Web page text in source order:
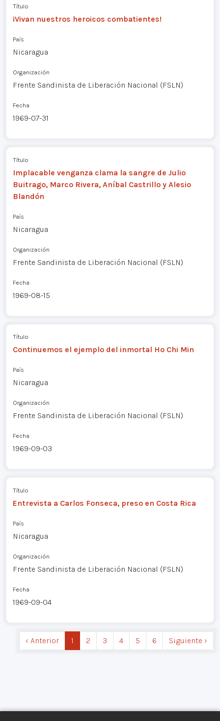
Título
¡Vivan nuestros heroicos combatientes!
País
Nicaragua
Organización
Frente Sandinista de Liberación Nacional (FSLN)
Fecha
1969-07-31
Título
Implacable venganza clama la sangre de Julio
Buitrago, Marco Rivera, Aníbal Castrillo y Alesio
Blandón
País
Nicaragua
Organización
Frente Sandinista de Liberación Nacional (FSLN)
Fecha
1969-08-15
Título
Continuemos el ejemplo del inmortal Ho Chi Min
País
Nicaragua
Organización
Frente Sandinista de Liberación Nacional (FSLN)
Fecha
1969-09-03
Título
Entrevista a Carlos Fonseca, preso en Costa Rica
País
Nicaragua
Organización
Frente Sandinista de Liberación Nacional (FSLN)
Fecha
1969-09-04
‹ Anterior 1 2 3 4 5 6 Siguiente ›